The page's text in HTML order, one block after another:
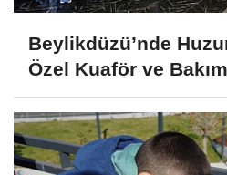
Beylikdüzü’nde
Özel Kuaför ve